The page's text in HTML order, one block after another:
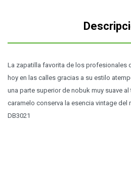
La zapatilla favorita de los profesionales
hoy en las calles gracias a su estilo
una parte superior de nobuk muy suave
caramelo conserva la esencia vintage
DB3021